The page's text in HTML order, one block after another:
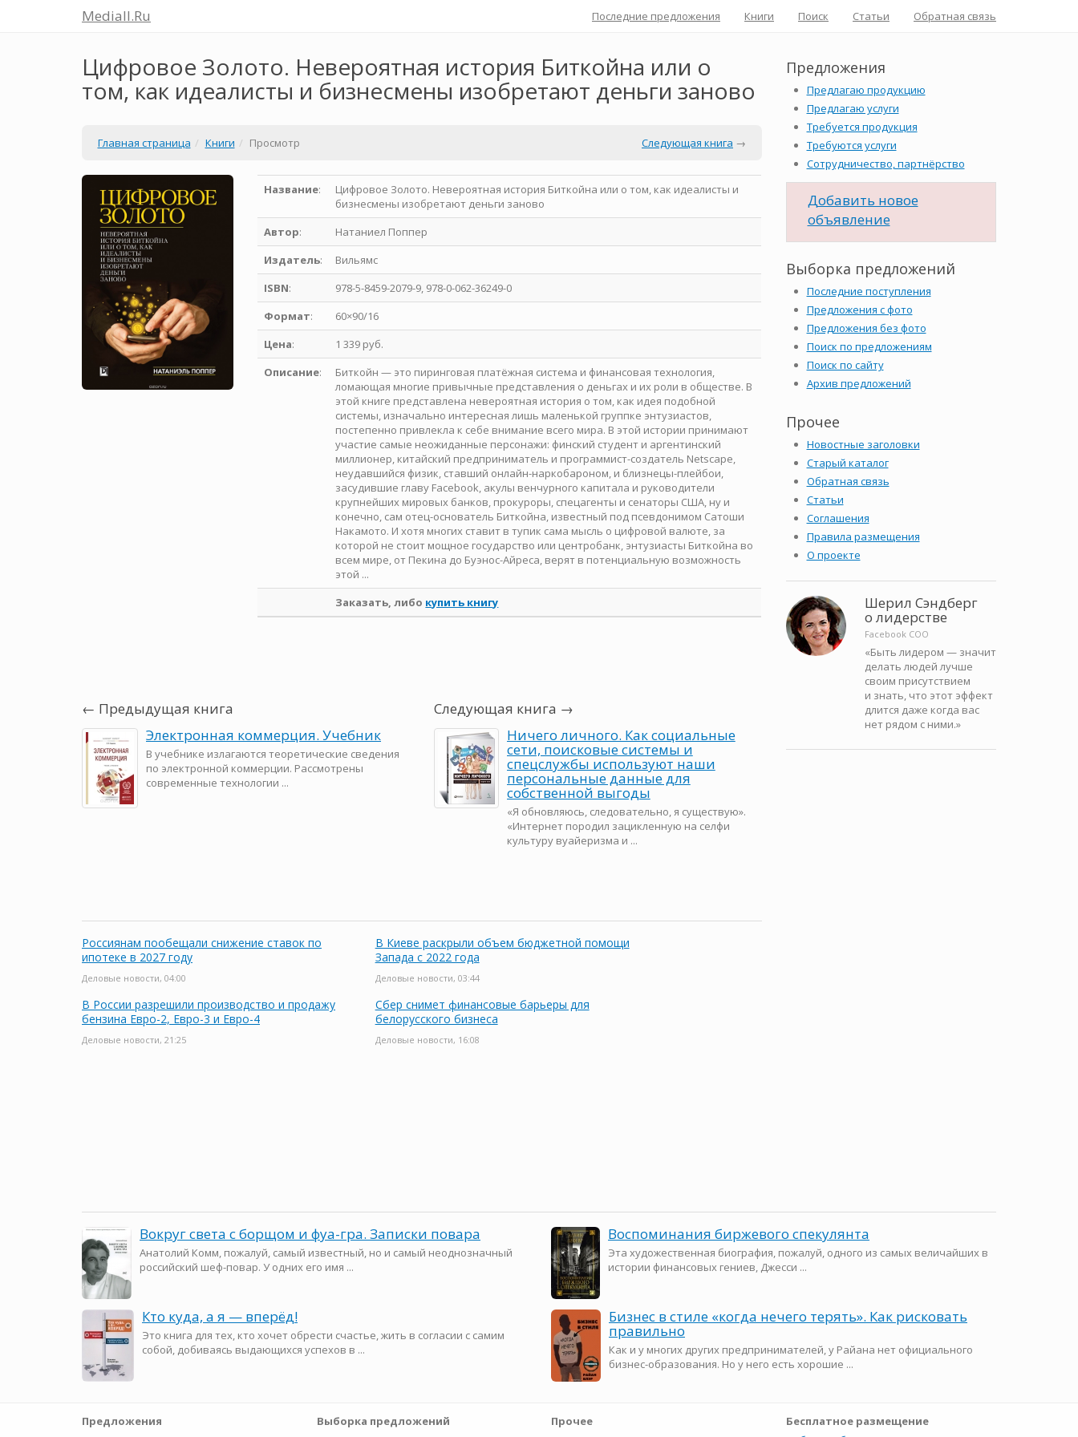
Mediall.Ru Последние предложения Книги Поиск Статьи Обратная связь
Цифровое Золото. Невероятная история Биткойна или о
том, как идеалисты и бизнесмены изобретают деньги заново
Следующая книга →
Главная страница Книги Просмотр
Название:
Цифровое Золото. Невероятная история Биткойна или о том, как идеалисты и
бизнесмены изобретают деньги заново
Автор:
Натаниел Поппер
Издатель:
Вильямс
ISBN:
978-5-8459-2079-9, 978-0-062-36249-0
Формат:
60×90/16
Цена:
1 339 руб.
Описание:
Биткойн — это пиринговая платёжная система и финансовая технология,
ломающая многие привычные представления о деньгах и их роли в обществе. В
этой книге представлена невероятная история о том, как идея подобной
системы, изначально интересная лишь маленькой группке энтузиастов,
постепенно привлекла к себе внимание всего мира. В этой истории принимают
участие самые неожиданные персонажи: финский студент и аргентинский
миллионер, китайский предприниматель и программист-создатель Netscape,
неудавшийся физик, ставший онлайн-наркобароном, и близнецы-плейбои,
засудившие главу Facebook, акулы венчурного капитала и руководители
крупнейших мировых банков, прокуроры, спецагенты и сенаторы США, ну и
конечно, сам отец-основатель Биткойна, известный под псевдонимом Сатоши
Накамото. И хотя многих ставит в тупик сама мысль о цифровой валюте, за
которой не стоит мощное государство или центробанк, энтузиасты Биткойна во
всем мире, от Пекина до Буэнос-Айреса, верят в потенциальную возможность
этой ...
Заказать, либо купить книгу
← Предыдущая книга
Электронная коммерция. Учебник
В учебнике излагаются теоретические сведения
по электронной коммерции. Рассмотрены
современные технологии ...
Следующая книга →
Ничего личного. Как социальные
сети, поисковые системы и
спецслужбы используют наши
персональные данные для
собственной выгоды
«Я обновляюсь, следовательно, я существую».
«Интернет породил зацикленную на селфи
культуру вуайеризма и ...
Россиянам пообещали снижение ставок по
ипотеке в 2027 году
Деловые новости, 04:00
В Киеве раскрыли объем бюджетной помощи
Запада с 2022 года
Деловые новости, 03:44
В России разрешили производство и продажу
бензина Евро-2, Евро-3 и Евро-4
Деловые новости, 21:25
Сбер снимет финансовые барьеры для
белорусского бизнеса
Деловые новости, 16:08
Предложения
Предлагаю продукцию
Предлагаю услуги
Требуется продукция
Требуются услуги
Сотрудничество, партнёрство
Добавить новое
объявление
Выборка предложений
Последние поступления
Предложения с фото
Предложения без фото
Поиск по предложениям
Поиск по сайту
Архив предложений
Прочее
Новостные заголовки
Старый каталог
Обратная связь
Статьи
Соглашения
Правила размещения
О проекте
Шерил Сэндберг
о лидерстве
Facebook COO
«Быть лидером — значит
делать людей лучше
своим присутствием
и знать, что этот эффект
длится даже когда вас
нет рядом с ними.»
Вокруг света с борщом и фуа-гра. Записки повара
Анатолий Комм, пожалуй, самый известный, но и самый неоднозначный
российский шеф-повар. У одних его имя ...
Воспоминания биржевого спекулянта
Эта художественная биография, пожалуй, одного из самых величайших в
истории финансовых гениев, Джесси ...
Кто куда, а я — вперёд!
Это книга для тех, кто хочет обрести счастье, жить в согласии с самим
собой, добиваясь выдающихся успехов в ...
Бизнес в стиле «когда нечего терять». Как рисковать
правильно
Как и у многих других предпринимателей, у Райана нет официального
бизнес-образования. Но у него есть хорошие ...
Предложения
Выборка предложений
Прочее
Бесплатное размещение